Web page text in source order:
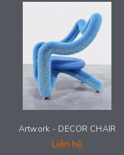
Artwork - DECOR CHAIR
Liên hệ